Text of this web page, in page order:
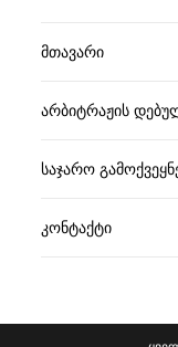
application
მთავარი
არბიტრაჟის
საჯარო
კონტაქტი